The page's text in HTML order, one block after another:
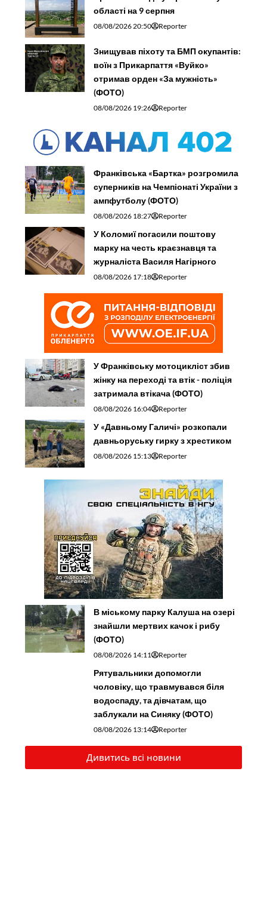
області на 9 серпня
08/08/2026 20:50 Reporter
Знищував піхоту та БМП окупантів:
воїн з Прикарпаття «Вуйко»
отримав орден «За мужність»
(ФОТО)
08/08/2026 19:26 Reporter
Франківська «Бартка» розгромила
суперників на Чемпіонаті України з
ампфутболу (ФОТО)
08/08/2026 18:27 Reporter
У Коломиї погасили поштову
марку на честь краєзнавця та
журналіста Василя Нагірного
08/08/2026 17:18 Reporter
У Франківську мотоцикліст збив
жінку на переході та втік - поліція
затримала втікача (ФОТО)
08/08/2026 16:04 Reporter
У «Давньому Галичі» розкопали
давньоруську гирку з хрестиком
08/08/2026 15:13 Reporter
В міському парку Калуша на озері
знайшли мертвих качок і рибу
(ФОТО)
08/08/2026 14:11 Reporter
Рятувальники допомогли
чоловіку, що травмувався біля
водоспаду, та дівчатам, що
заблукали на Синяку (ФОТО)
08/08/2026 13:14 Reporter
Дивитись всі новини